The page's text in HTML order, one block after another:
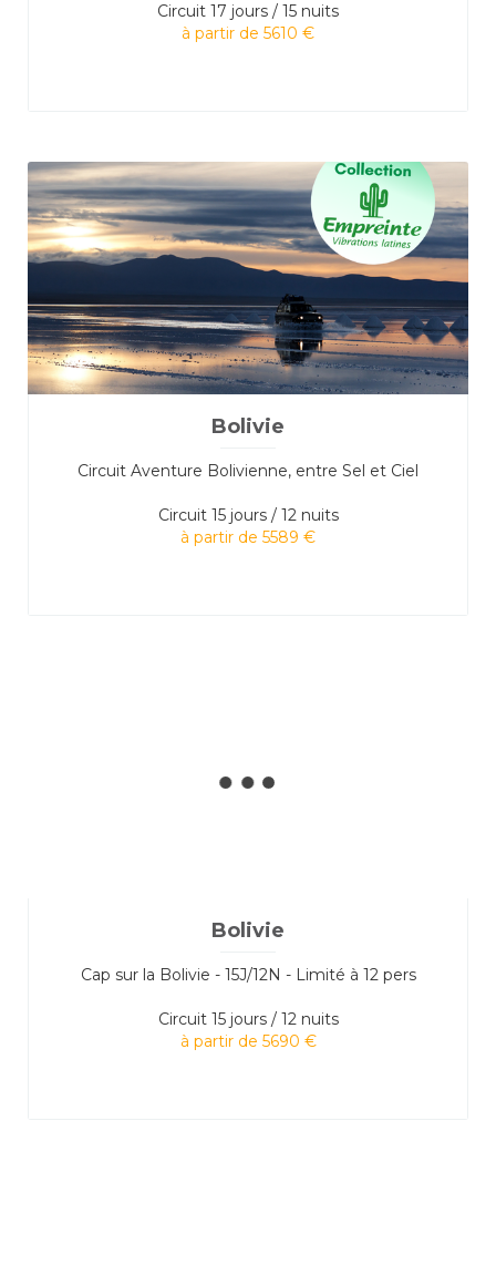
Circuit 17 jours / 15 nuits
à partir de 5610 €
Bolivie
Circuit Aventure Bolivienne, entre Sel et Ciel
Circuit 15 jours / 12 nuits
à partir de 5589 €
Bolivie
Cap sur la Bolivie - 15J/12N - Limité à 12 pers
Circuit 15 jours / 12 nuits
à partir de 5690 €